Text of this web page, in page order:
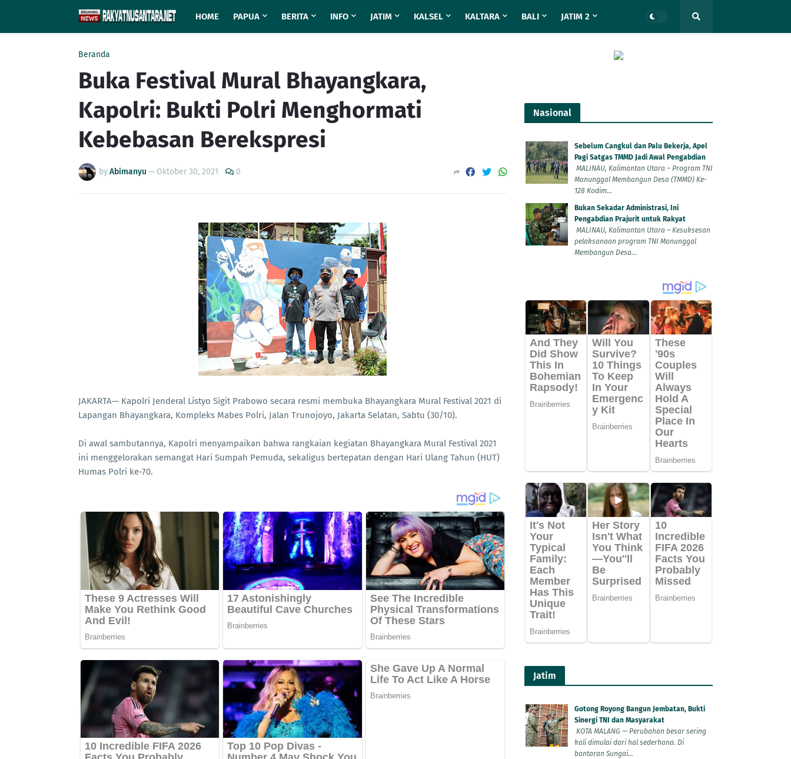
HOME PAPUA BERITA INFO JATIM KALSEL KALTARA BALI JATIM 2
Beranda
Buka Festival Mural Bhayangkara,
Kapolri: Bukti Polri Menghormati
Kebebasan Berekspresi
byAbimanyu — Oktober 30, 2021 0
JAKARTA— Kapolri Jenderal Listyo Sigit Prabowo secara resmi membuka Bhayangkara Mural Festival 2021 di
Lapangan Bhayangkara, Kompleks Mabes Polri, Jalan Trunojoyo, Jakarta Selatan, Sabtu (30/10).
Di awal sambutannya, Kapolri menyampaikan bahwa rangkaian kegiatan Bhayangkara Mural Festival 2021
ini menggelorakan semangat Hari Sumpah Pemuda, sekaligus bertepatan dengan Hari Ulang Tahun (HUT)
Humas Polri ke-70.
Nasional
Sebelum Cangkul dan Palu Bekerja, Apel
Pagi Satgas TMMD Jadi Awal Pengabdian
MALINAU, Kalimantan Utara – Program TNI
Manunggal Membangun Desa (TMMD) Ke-
128 Kodim...
Bukan Sekadar Administrasi, Ini
Pengabdian Prajurit untuk Rakyat
MALINAU, Kalimantan Utara – Kesuksesan
pelaksanaan program TNI Manunggal
Membangun Desa...
Jatim
Gotong Royong Bangun Jembatan, Bukti
Sinergi TNI dan Masyarakat
KOTA MALANG — Perubahan besar sering
kali dimulai dari hal sederhana. Di
bantaran Sungai...